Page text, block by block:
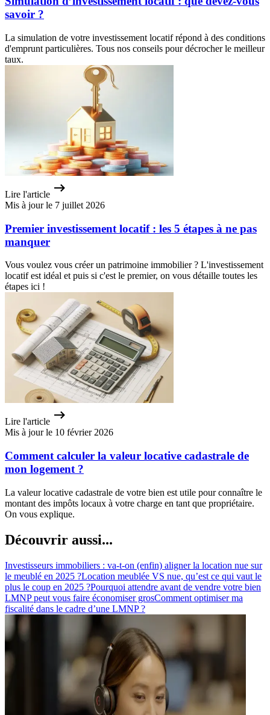
savoir ?
La simulation de votre investissement locatif répond à des conditions
d'emprunt particulières. Tous nos conseils pour décrocher le meilleur
taux.
Lire l'article
Mis à jour le 7 juillet 2026
Premier investissement locatif : les 5 étapes à ne pas
manquer
Vous voulez vous créer un patrimoine immobilier ? L'investissement
locatif est idéal et puis si c'est le premier, on vous détaille toutes les
étapes ici !
Lire l'article
Mis à jour le 10 février 2026
Comment calculer la valeur locative cadastrale de
mon logement ?
La valeur locative cadastrale de votre bien est utile pour connaître le
montant des impôts locaux à votre charge en tant que propriétaire.
On vous explique.
Découvrir aussi...
Investisseurs immobiliers : va-t-on (enfin) aligner la location nue sur
le meublé en 2025 ?Location meublée VS nue, qu’est ce qui vaut le
plus le coup en 2025 ?Pourquoi attendre avant de vendre votre bien
LMNP peut vous faire économiser grosComment optimiser ma
fiscalité dans le cadre d’une LMNP ?